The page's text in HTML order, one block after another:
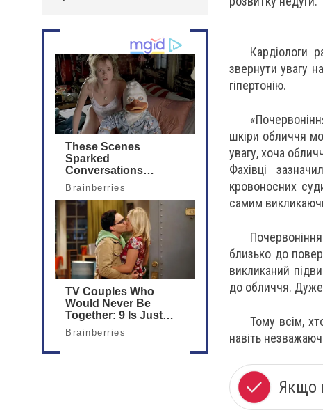
Кардіологи
звернути увагу
гіпертонію.
шкіри обличчя
увагу, хоча
Фахівці
кровоносних
самим
близько до
викликаний
до обличчя. Дуже
Тому всім,
навіть
Якщо